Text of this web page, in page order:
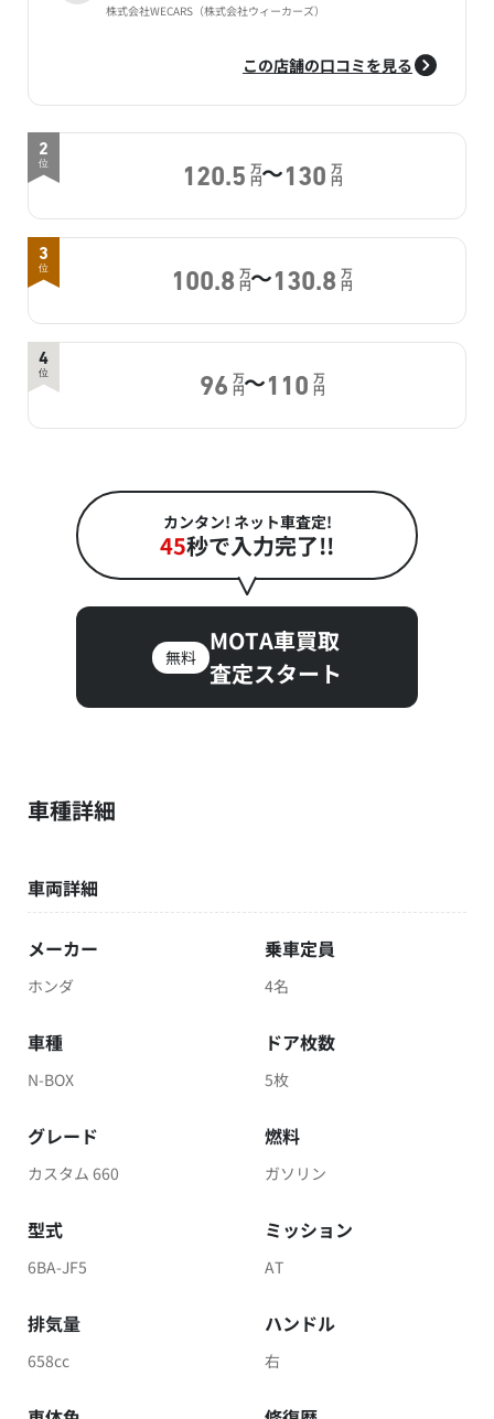
株式会社WECARS（株式会社ウィーカーズ）
この店舗の口コミを見る
2
位
120.5 万
円～130 万
円
3
位
100.8 万
円～130.8 万
円
4
位
96 万
円～110 万
円
カンタン! ネット車査定!
45秒で入力完了!!
無料
MOTA車買取
査定スタート
車種詳細
車両詳細
メーカー
ホンダ
乗車定員
4名
車種
N-BOX
ドア枚数
5枚
グレード
カスタム 660
燃料
ガソリン
型式
6BA-JF5
ミッション
AT
排気量
658cc
ハンドル
右